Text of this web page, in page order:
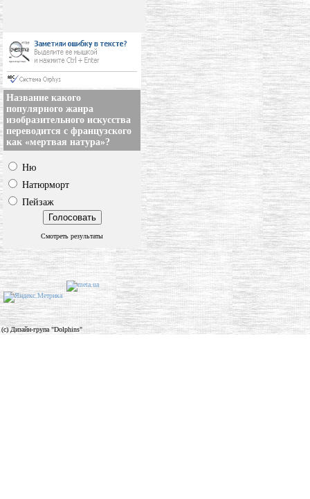
Название какого
популярного жанра
изобразительного искусства
переводится с французского
как «мертвая натура»?
Ню
Натюрморт
Пейзаж
Смотреть результаты
(c) Дизайн-група "Dolphins"